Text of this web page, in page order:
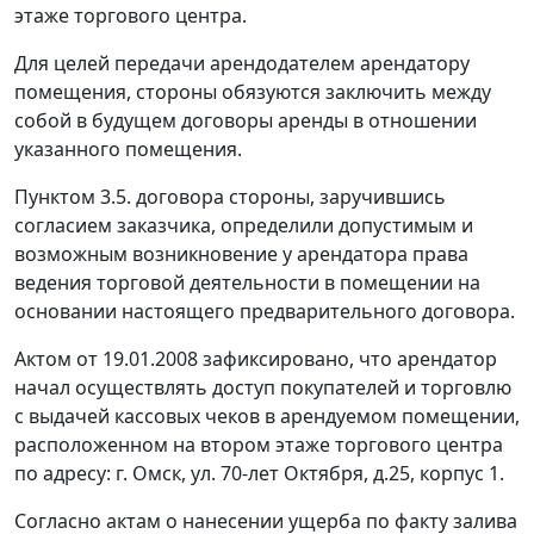
этаже торгового центра.
Для целей передачи арендодателем арендатору
помещения, стороны обязуются заключить между
собой в будущем договоры аренды в отношении
указанного помещения.
Пунктом 3.5. договора стороны, заручившись
согласием заказчика, определили допустимым и
возможным возникновение у арендатора права
ведения торговой деятельности в помещении на
основании настоящего предварительного договора.
Актом от 19.01.2008 зафиксировано, что арендатор
начал осуществлять доступ покупателей и торговлю
с выдачей кассовых чеков в арендуемом помещении,
расположенном на втором этаже торгового центра
по адресу: г. Омск, ул. 70-лет Октября, д.25, корпус 1.
Согласно актам о нанесении ущерба по факту залива